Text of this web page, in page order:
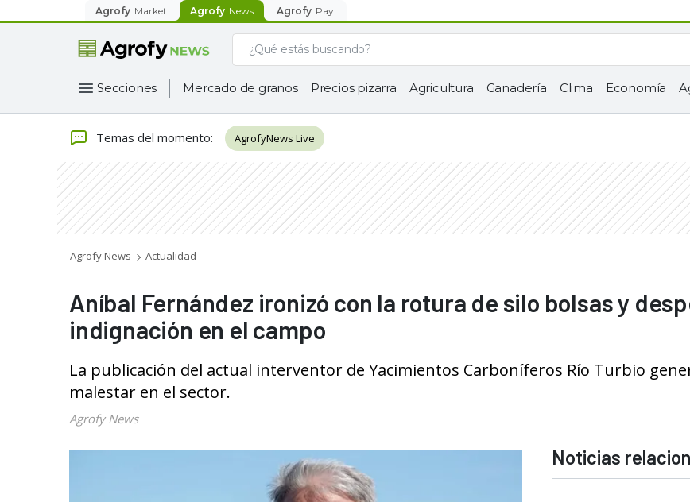
Agrofy Market Agrofy News Agrofy Pay
Secciones Mercado de granos Precios pizarra Agricultura Ganadería Clima Economía
Temas del momento: AgrofyNews Live
Agrofy News Actualidad
Aníbal Fernández ironizó con la rotura de silo bolsas y
indignación en el campo
La publicación del actual interventor de Yacimientos Carboníferos Río Turbio
malestar en el sector.
Agrofy News
Noticias